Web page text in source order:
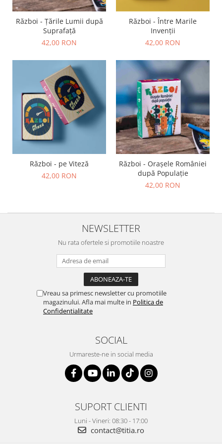
10 Ani
11 - 14 Ani
TOATE JOCURILE
Război - Țările Lumii după
Suprafață
42,00 RON
Război - Între Marile
Invenții
42,00 RON
Război - pe Viteză
42,00 RON
Război - Orașele României
după Populație
42,00 RON
NEWSLETTER
Nu rata ofertele si promotiile noastre
Vreau sa primesc newsletter cu promotiile
magazinului. Afla mai multe in Politica de
Confidentialitate
SOCIAL
Urmareste-ne in social media
SUPORT CLIENTI
Luni - Vineri: 08:30 - 17:00
contact@titia.ro